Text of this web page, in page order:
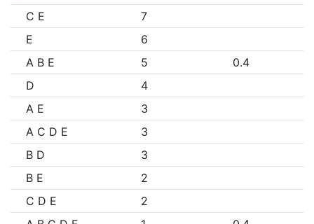
C E
7
E
6
A B E
5
0.4
D
4
A E
3
A C D E
3
B D
3
B E
2
C D E
2